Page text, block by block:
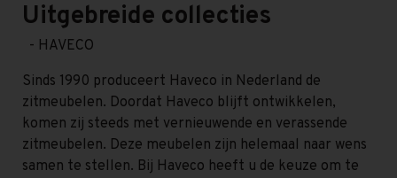
Uitgebreide collecties
- HAVECO
Sinds 1990 produceert Haveco in Nederland de
zitmeubelen. Doordat Haveco blijft ontwikkelen,
komen zij steeds met vernieuwende en verassende
zitmeubelen. Deze meubelen zijn helemaal naar wens
samen te stellen. Bij Haveco heeft u de keuze om te